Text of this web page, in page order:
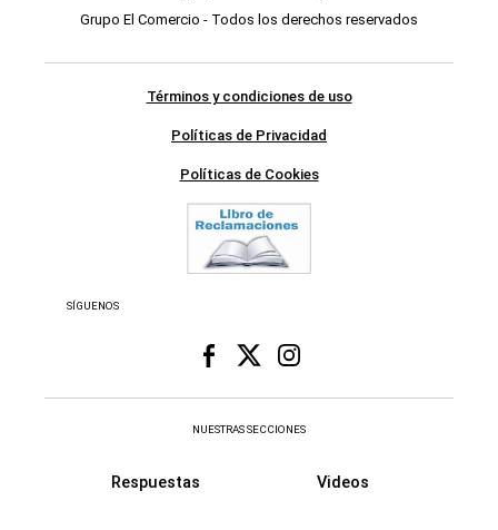
Grupo El Comercio - Todos los derechos reservados
Términos y condiciones de uso
Políticas de Privacidad
Políticas de Cookies
SÍGUENOS
NUESTRAS SECCIONES
Respuestas Videos